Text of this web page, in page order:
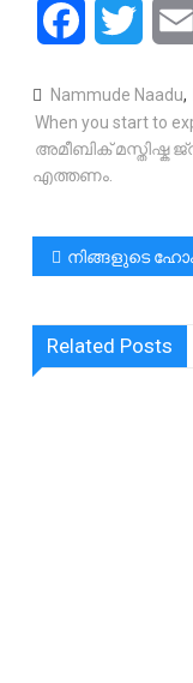
FacebookTwitter
Nammude Naadu,
When you start to
അമീബിക്
എത്തണം.
നിങ്ങളുടെ ഹോംസ്റ്റേ ഒരു ഫോർസ്റ്റാർ ഫൈവ് സ്റ്റാർ നിലവാരത്തിൽ
Related Posts